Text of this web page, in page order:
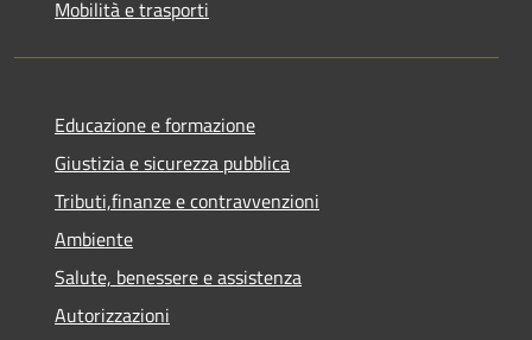
Mobilità e trasporti
Educazione e formazione
Giustizia e sicurezza pubblica
Tributi,finanze e contravvenzioni
Ambiente
Salute, benessere e assistenza
Autorizzazioni